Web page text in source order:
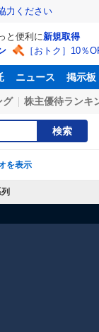
力ください
と便利に新規取得
［おトク］10％
ニュース 掲示板
グ 株主優待ランキ
検索
を表示